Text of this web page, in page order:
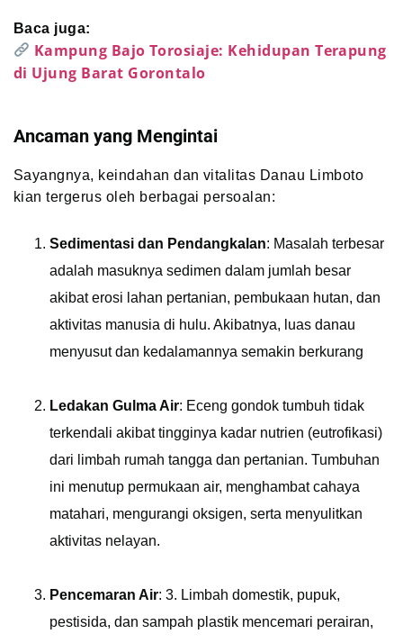
Baca juga:
Kampung Bajo Torosiaje: Kehidupan Terapung
di Ujung Barat Gorontalo
Ancaman yang Mengintai
Sayangnya, keindahan dan vitalitas Danau Limboto
kian tergerus oleh berbagai persoalan:
Sedimentasi dan Pendangkalan: Masalah terbesar
adalah masuknya sedimen dalam jumlah besar
akibat erosi lahan pertanian, pembukaan hutan, dan
aktivitas manusia di hulu. Akibatnya, luas danau
menyusut dan kedalamannya semakin berkurang
Ledakan Gulma Air: Eceng gondok tumbuh tidak
terkendali akibat tingginya kadar nutrien (eutrofikasi)
dari limbah rumah tangga dan pertanian. Tumbuhan
ini menutup permukaan air, menghambat cahaya
matahari, mengurangi oksigen, serta menyulitkan
aktivitas nelayan.
Pencemaran Air: 3. Limbah domestik, pupuk,
pestisida, dan sampah plastik mencemari perairan,